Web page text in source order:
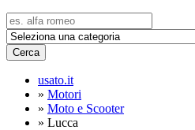
Cerca
usato.it
» Motori
» Moto e Scooter
» Lucca